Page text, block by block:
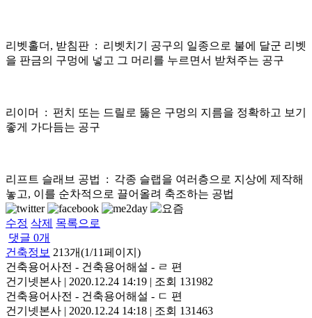
리벳홀더, 받침판 : ​리벳치기 공구의 일종으로 불에 달군 리벳
을 판금의 구멍에 넣고 그 머리를 누르면서 받쳐주는 공구
리이머 : 펀치 또는 드릴로 뚫은 구멍의 지름을 정확하고 보기
좋게 가다듬는 공구
리프트 슬래브 공법 : 각종 슬랩을 여러층으로 지상에 제작해
놓고, 이를 순차적으로 끌어올려 축조하는 공법
수정 삭제 목록으로
댓글 0개
건축정보 213개(1/11페이지)
건축용어사전 - 건축용어해설 - ㄹ 편
건기넷본사 | 2020.12.24 14:19 | 조회 131982
건축용어사전 - 건축용어해설 - ㄷ 편
건기넷본사 | 2020.12.24 14:18 | 조회 131463